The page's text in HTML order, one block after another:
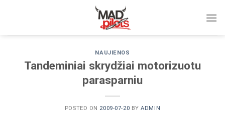
NAUJIENOS
Tandeminiai skrydžiai motorizuotu
parasparniu
POSTED ON 2009-07-20 BYADMIN